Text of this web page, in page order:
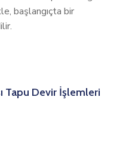
başlangıçta bir
Tapu Devir İşlemleri